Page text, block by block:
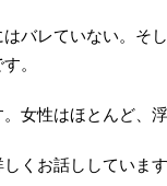
バレていない。そ
。
女性はほとんど、
くお話ししていま